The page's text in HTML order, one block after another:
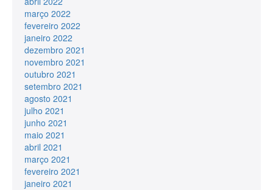
março 2022
fevereiro 2022
janeiro 2022
dezembro 2021
novembro 2021
outubro 2021
setembro 2021
agosto 2021
julho 2021
junho 2021
maio 2021
abril 2021
março 2021
fevereiro 2021
janeiro 2021